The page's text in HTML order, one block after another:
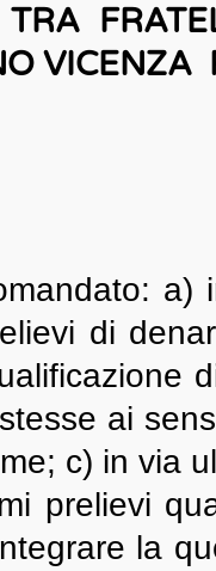
TRA
di
ai
c) in via
prelievi
la